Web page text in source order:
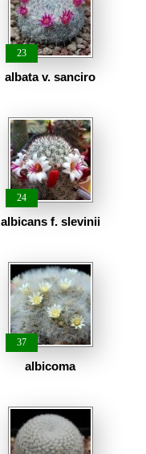
23
albata v. sanciro
24
albicans f. slevinii
37
albicoma